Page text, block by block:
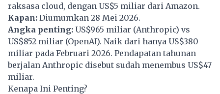
raksasa cloud, dengan US$5 miliar dari Amazon.
Kapan: Diumumkan 28 Mei 2026.
Angka penting: US$965 miliar (Anthropic) vs
US$852 miliar (OpenAI). Naik dari hanya US$380
miliar pada Februari 2026. Pendapatan tahunan
berjalan Anthropic disebut sudah menembus US$47
miliar.
Kenapa Ini Penting?